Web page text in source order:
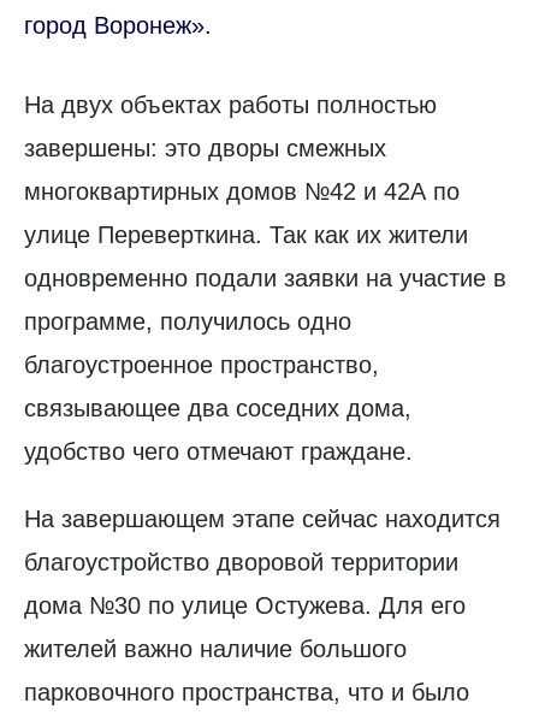
город Воронеж».
На двух объектах работы полностью
завершены: это дворы смежных
многоквартирных домов №42 и 42А по
улице Переверткина. Так как их жители
одновременно подали заявки на участие в
программе, получилось одно
благоустроенное пространство,
связывающее два соседних дома,
удобство чего отмечают граждане.
На завершающем этапе сейчас находится
благоустройство дворовой территории
дома №30 по улице Остужева. Для его
жителей важно наличие большого
парковочного пространства, что и было